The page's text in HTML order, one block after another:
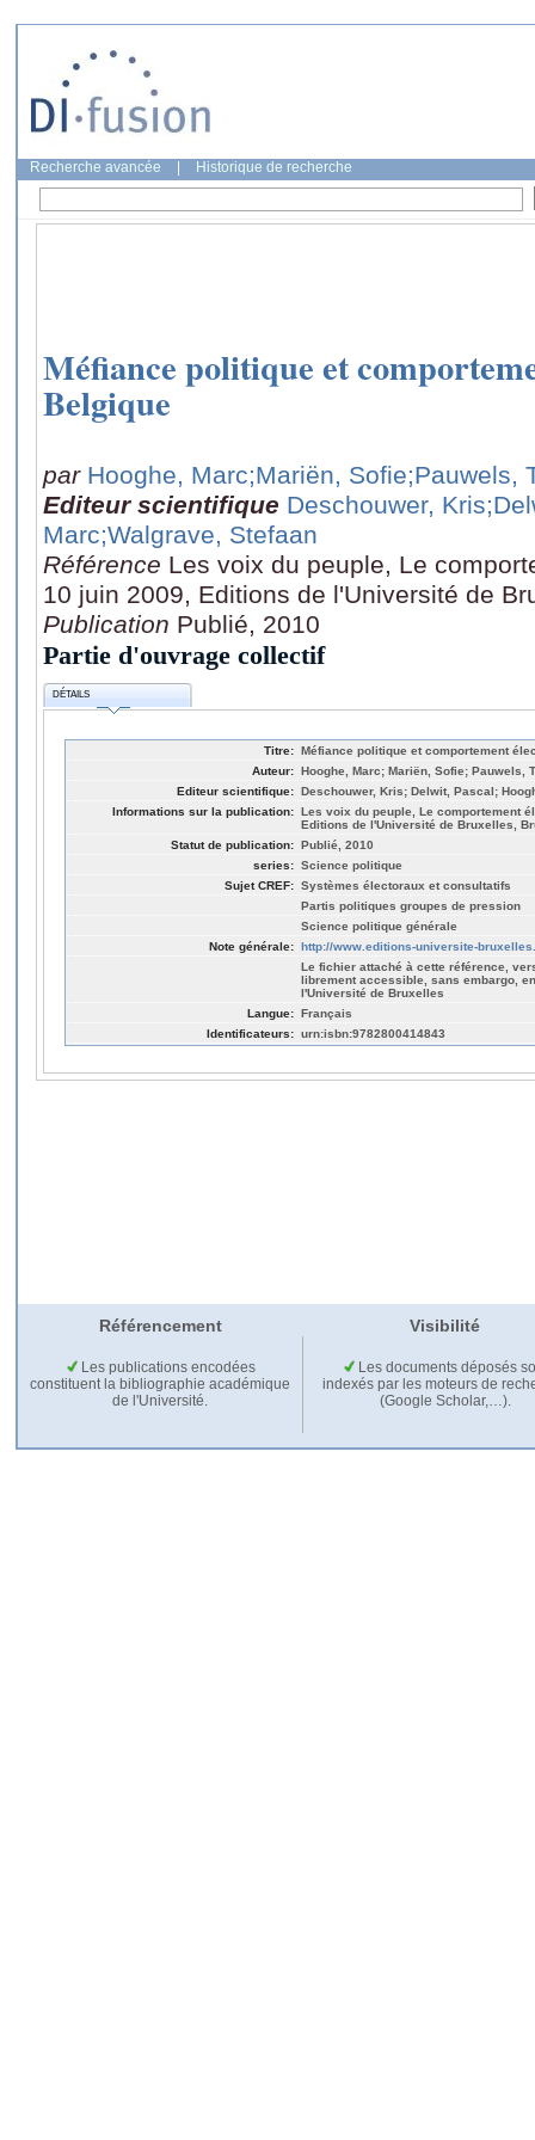
Recherche avancée Historique de recherche
Méfiance politique et
Belgique
par Hooghe, Marc;Mariën, Sofie;Pauwels,
Editeur scientifique Deschouwer, Kris
Marc;Walgrave, Stefaan
Référence Les voix du peuple, Le
10 juin 2009, Editions de l'Université de
Publication Publié, 2010
Partie d'ouvrage collectif
DÉTAILS
Titre: Méfiance politique et comportement
Auteur: Hooghe, Marc; Mariën, Sofie; Pauwels,
Editeur scientifique: Deschouwer, Kris; Delwit, Pascal;
Informations sur la publication: Les voix du peuple, Le comportement
Editions de l'Université de Bruxelles,
Statut de publication: Publié, 2010
series: Science politique
Sujet CREF: Systèmes électoraux et consultatifs
Partis politiques groupes de pression
Science politique générale
Note générale: http://www.editions-universite-
Le fichier attaché à cette référence,
librement accessible, sans embargo,
l'Université de Bruxelles
Langue: Français
Identificateurs: urn:isbn:9782800414843
Référencement Visibilité
Les publications encodées
constituent la bibliographie académique
de l'Université.
Les documents déposés
indexés par les moteurs de
(Google Scholar,…).